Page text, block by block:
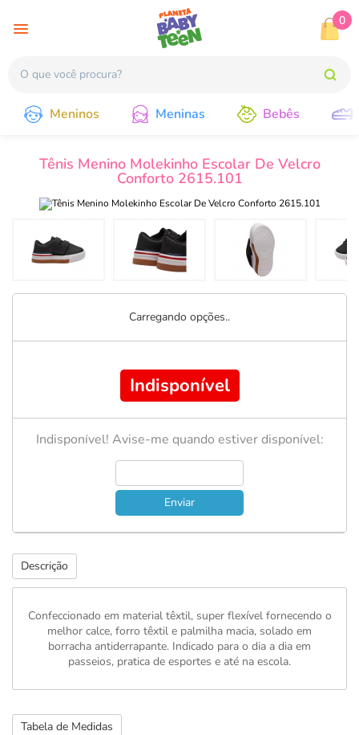
0
Meninos Meninas Bebês
Tênis Menino Molekinho Escolar De Velcro
Conforto 2615.101
Carregando opções..
Indisponível
Indisponível! Avise-me quando estiver disponível:
Enviar
Descrição
Confeccionado em material têxtil, super flexível fornecendo o
melhor calce, forro têxtil e palmilha macia, solado em
borracha antiderrapante. Indicado para o dia a dia em
passeios, pratica de esportes e até na escola.
Tabela de Medidas